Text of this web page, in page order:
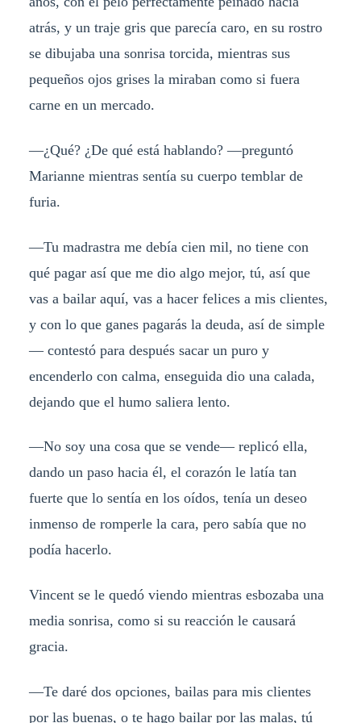
atrás, y un traje gris que parecía caro, en su rostro
se dibujaba una sonrisa torcida, mientras sus
pequeños ojos grises la miraban como si fuera
carne en un mercado.
—¿Qué? ¿De qué está hablando?—preguntó
Marianne mientras sentía su cuerpo temblar de
furia.
—Tu madrastra me debía cien mil, no tiene con
qué pagar así que me dio algo mejor, tú, así que
vas a bailar aquí, vas a hacer felices a mis clientes,
y con lo que ganes pagarás la deuda, así de simple
— contestó para después sacar un puro y
encenderlo con calma, enseguida dio una calada,
dejando que el humo saliera lento.
—No soy una cosa que se vende— replicó ella,
dando un paso hacia él, el corazón le latía tan
fuerte que lo sentía en los oídos, tenía un deseo
inmenso de romperle la cara, pero sabía que no
podía hacerlo.
Vincent se le quedó viendo mientras esbozaba una
media sonrisa, como si su reacción le causará
gracia.
—Te daré dos opciones, bailas para mis clientes
por las buenas, o te hago bailar por las malas, tú